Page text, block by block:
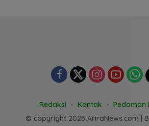
Redaksi Kontak
Pedoman
© copyright 2026 AriraNews.com |